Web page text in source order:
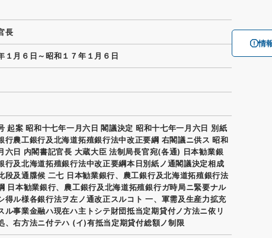
情
長
１月６日～昭和１７年１月６日
起案 昭和十七年一月六日 閣議決定 昭和十七年一月六日 別紙
行農工銀行及北海道拓殖銀行法中改正要綱 右閣議ニ供ス 昭和
六日 内閣書記官長 大蔵大臣 法制局長官宛(各通) 日本勧業銀
行及北海道拓殖銀行法中改正要綱本日別紙ノ通閣議決定相成
段及通牒候 二七 日本勧業銀行、農工銀行及北海道拓殖銀行法
日本勧業銀行、農工銀行及北海道拓殖銀行ガ時局ニ緊要ナル
得ル様各銀行法ヲ左ノ通改正スルコト 一、軍需及生産力拡充
ル事業金融ハ現在ハ主トシテ財団抵当定期貸付ノ方法ニ依リ
、右方法ニ付テハ (イ)有抵当定期貸付総額ノ制限